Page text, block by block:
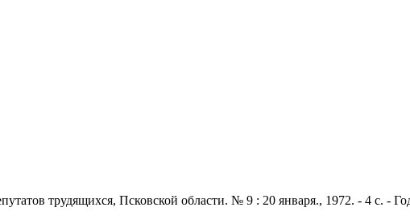
трудящихся, Псковской области. № 9 : 20 января., 1972. - 4 с. -